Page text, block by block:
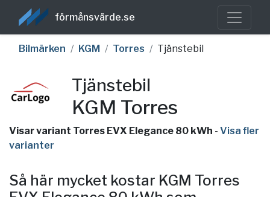
förmånsvärde.se
Bilmärken KGM Torres Tjänstebil
Tjänstebil
KGM Torres
Visar variant Torres EVX Elegance 80 kWh - Visa fler
varianter
Så här mycket kostar KGM Torres